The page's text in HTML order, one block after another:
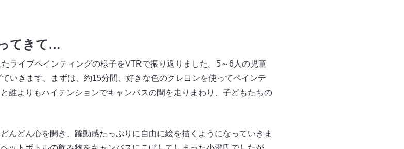
てきて…
ライブペインティングの様子をVTRで振り返りました。5～6人の児童
いきます。まずは、約15分間、好きな色のクレヨンを使ってペインテ
誰よりもハイテンションでキャンバスの間を走りまわり、子どもたちの
んどん心を開き、躍動感たっぷりに自由に絵を描くようになっていきま